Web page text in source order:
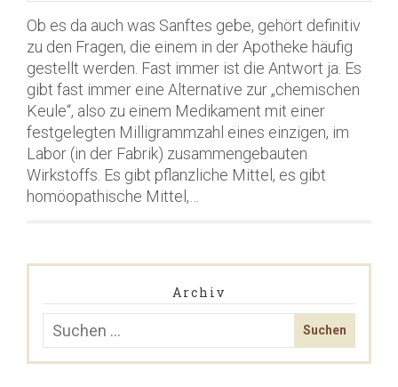
Ob es da auch was Sanftes gebe, gehört definitiv
zu den Fragen, die einem in der Apotheke häufig
gestellt werden. Fast immer ist die Antwort ja. Es
gibt fast immer eine Alternative zur „chemischen
Keule“, also zu einem Medikament mit einer
festgelegten Milligrammzahl eines einzigen, im
Labor (in der Fabrik) zusammengebauten
Wirkstoffs. Es gibt pflanzliche Mittel, es gibt
homöopathische Mittel,…
Archiv